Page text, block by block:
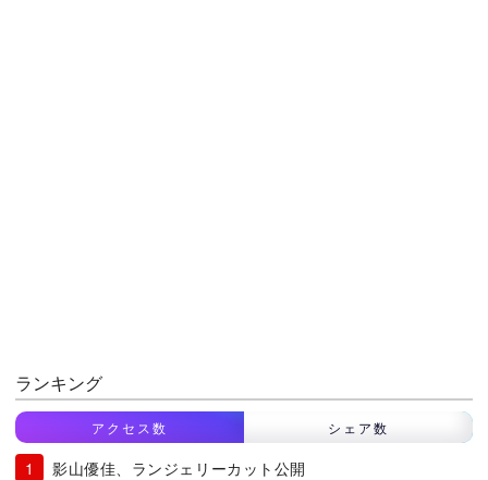
ランキング
アクセス数 シェア数
影山優佳、ランジェリーカット公開